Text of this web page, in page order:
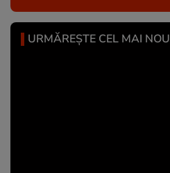
URMĂREȘTE CEL MAI